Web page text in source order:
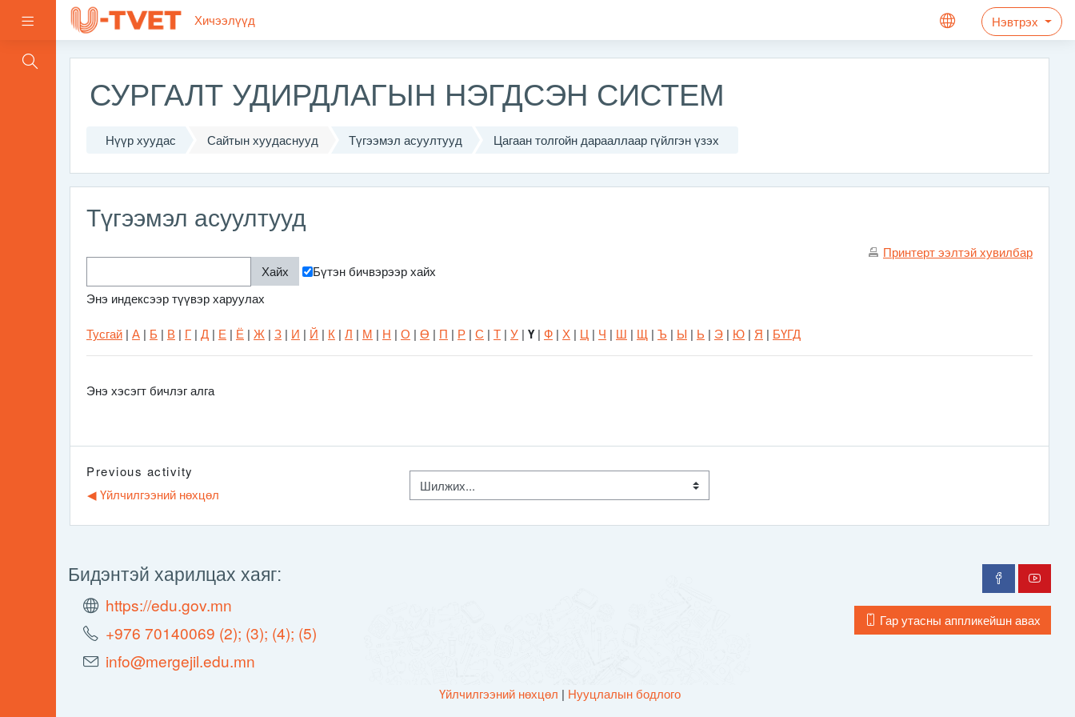
Хажуугийн самбар Хичээлүүд Нэвтрэх
Үндсэн агуулга руу шилжих
СУРГАЛТ УДИРДЛАГЫН НЭГДСЭН СИСТЕМ
Нүүр хуудас Сайтын хуудаснууд Түгээмэл асуултууд Цагаан толгойн дарааллаар гүйлгэн үзэх
Түгээмэл асуултууд
Принтерт ээлтэй хувилбар
Бүтэн бичвэрээр хайх
Энэ индексээр түүвэр харуулах
Тусгай | А | Б | В | Г | Д | Е | Ё | Ж | З | И | Й | К | Л | М | Н | О | Ө | П | Р | С | Т | У | Ү| Ф | Х | Ц | Ч | Ш | Щ | Ъ | Ы | Ь | Э | Ю | Я | БҮГД
Энэ хэсэгт бичлэг алга
Previous activity
◀︎ Үйлчилгээний нөхцөл
Шилжих...
Бидэнтэй харилцах хаяг:
https://edu.gov.mn
+976 70140069 (2); (3); (4); (5)
info@mergejil.edu.mn
Гар утасны аппликейшн авах
Үйлчилгээний нөхцөл | Нууцлалын бодлого